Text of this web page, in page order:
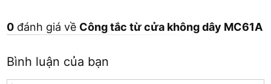
0 đánh giá về Công tắc từ cửa không dây MC61A
Bình luận của bạn